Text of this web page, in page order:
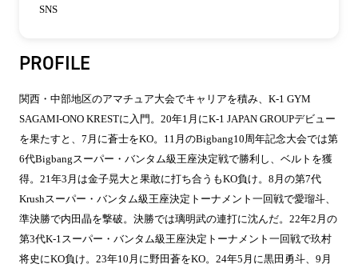
SNS
PROFILE
関西・中部地区のアマチュア大会でキャリアを積み、K-1 GYM
SAGAMI-ONO KRESTに入門。20年1月にK-1 JAPAN GROUPデビュー
を果たすと、7月に蒼士をKO。11月のBigbang10周年記念大会では第
6代Bigbangスーパー・バンタム級王座決定戦で勝利し、ベルトを獲
得。21年3月は金子晃大と果敢に打ち合うもKO負け。8月の第7代
Krushスーパー・バンタム級王座決定トーナメント一回戦で愛瑠斗、
準決勝で内田晶を撃破。決勝では璃明武の連打に沈んだ。22年2月の
第3代K-1スーパー・バンタム級王座決定トーナメント一回戦で玖村
将史にKO負け。23年10月に野田蒼をKO。24年5月に黒田勇斗、9月